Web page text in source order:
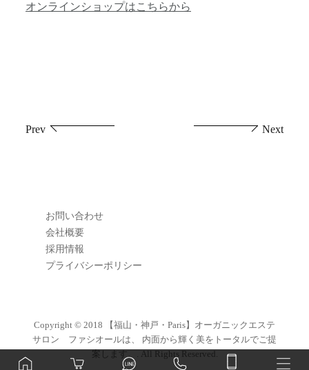
オンラインショップはこちらから
ン
Prev Next
お問い合わせ
会社概要
採用情報
プライバシーポリシー
Copyright © 2018
【福山・神戸・Paris】オーガニックエステ
サロン ファシオールは、 内面から輝く美をトータルでご提
案します。 . All Rights Reserved.